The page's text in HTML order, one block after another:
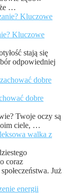
…
Kluczowe
stają się
odpowiedniej
dobre
Twoje oczy są
ciele, …
walka z
coraz
Już